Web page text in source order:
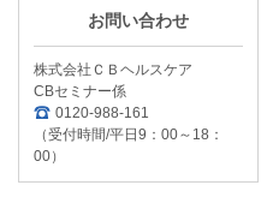
お問い合わせ
株式会社ＣＢヘルスケア
CBセミナー係
0120-988-161
（受付時間/平日9：00～18：
00）